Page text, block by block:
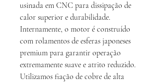
usinada em CNC para dissipação de
calor superior e durabilidade.
Internamente, o motor é construído
com rolamentos de esferas japoneses
premium para garantir operação
extremamente suave e atrito reduzido.
Utilizamos fiação de cobre de alta